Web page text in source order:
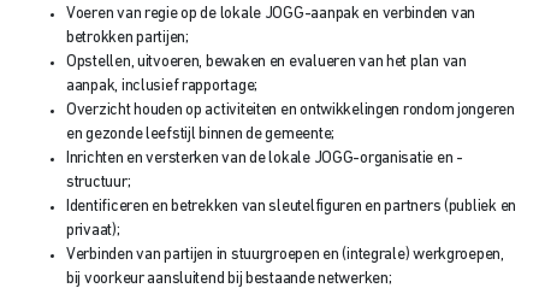
Voeren van regie op de lokale JOGG-aanpak en verbinden van
betrokken partijen;
Opstellen, uitvoeren, bewaken en evalueren van het plan van
aanpak, inclusief rapportage;
Overzicht houden op activiteiten en ontwikkelingen rondom jongeren
en gezonde leefstijl binnen de gemeente;
Inrichten en versterken van de lokale JOGG-organisatie en -
structuur;
Identificeren en betrekken van sleutelfiguren en partners (publiek en
privaat);
Verbinden van partijen in stuurgroepen en (integrale) werkgroepen,
bij voorkeur aansluitend bij bestaande netwerken;